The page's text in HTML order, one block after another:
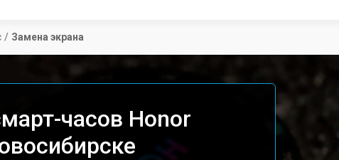
/ Замена экрана
часов Honor